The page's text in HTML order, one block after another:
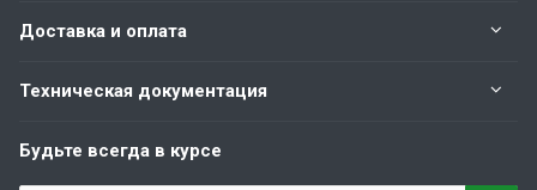
Доставка и оплата
Техническая документация
Будьте всегда в курсе